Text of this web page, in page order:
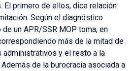
El primero de ellos, dice relación
Según el diagnóstico
un APR/SSR MOP toma, en
más de la mitad de
y el resto a la
de la burocracia asociada a